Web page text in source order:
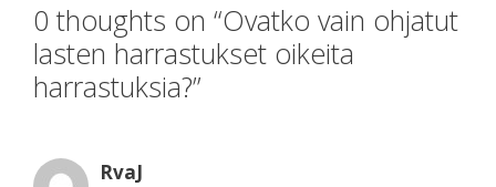
0 thoughts on “Ovatko vain ohjatut
lasten harrastukset oikeita
harrastuksia?”
RvaJ